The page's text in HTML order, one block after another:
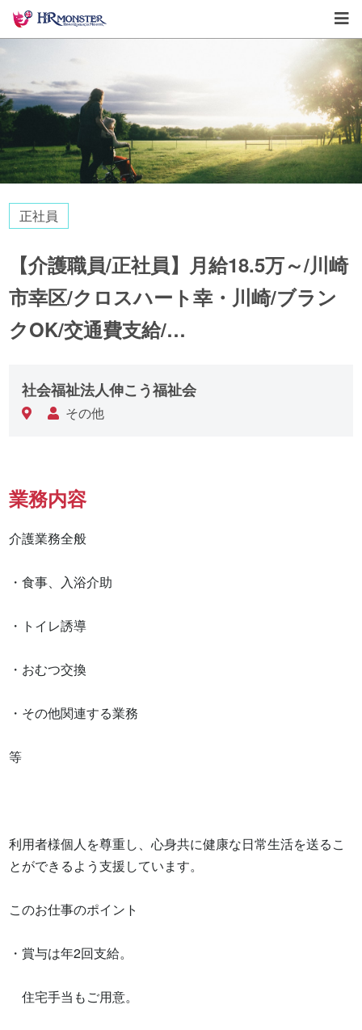
正社員
【介護職員/正社員】月給18.5万～/川崎
市幸区/クロスハート幸・川崎/ブラン
クOK/交通費支給/…
社会福祉法人伸こう福祉会
その他
業務内容
介護業務全般
・食事、入浴介助
・トイレ誘導
・おむつ交換
・その他関連する業務
等
利用者様個人を尊重し、心身共に健康な日常生活を送るこ
とができるよう支援しています。
このお仕事のポイント
・賞与は年2回支給。
住宅手当もご用意。